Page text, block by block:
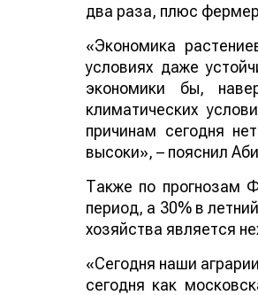
два раза, плюс
«Экономика
условиях даже
экономики бы,
климатических
причинам сегодня
высоки», – пояснил
Также по прогнозам
период, а 30% в
хозяйства является
«Сегодня наши
сегодня как